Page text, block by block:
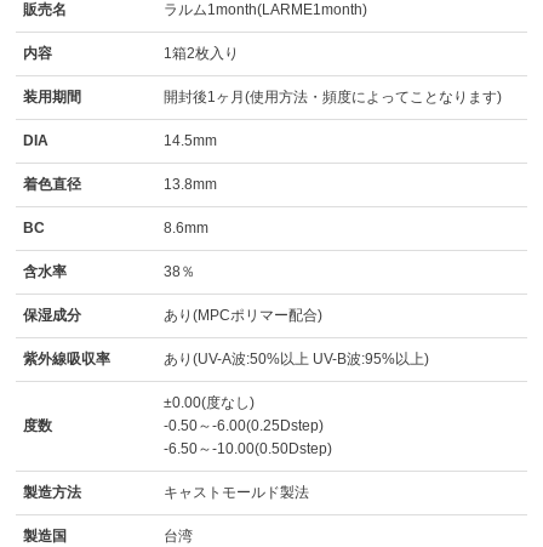
販売名 ラルム1month(LARME1month)
内容 1箱2枚入り
装用期間 開封後1ヶ月(使用方法・頻度によってことなります)
DIA 14.5mm
着色直径 13.8mm
BC 8.6mm
含水率 38％
保湿成分 あり(MPCポリマー配合)
紫外線吸収率 あり(UV-A波:50%以上 UV-B波:95%以上)
度数
±0.00(度なし)
-0.50～-6.00(0.25Dstep)
-6.50～-10.00(0.50Dstep)
製造方法 キャストモールド製法
製造国 台湾